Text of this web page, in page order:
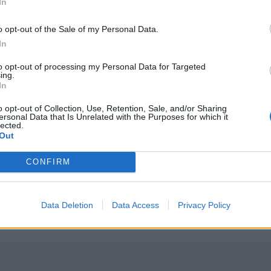
opt-out of the Sale of my Personal Data.
opt-out of processing my Personal Data for Targeted
opt-out of Collection, Use, Retention, Sale, and/or Sharing
Data that Is Unrelated with the Purposes for which it
CONFIRM
Data Deletion Data Access Privacy Policy
Φάληρο - Εκκενώθηκε προληπτικά πολυκατοικία
στο Παλαιό Φάληρο - Εκκενώθηκε προληπτικά
Σοκαριστικά στοιχεία άφησε πίσω της η μέγα-πυρκαγιά
Σοκαριστικά στοιχεία άφησε πίσω
Σοκαριστικά στοιχεία άφησε
στελέχη: «Συνεχής εσωστρέφεια και τραγικά
Γρατσία από πρώην στελέχη: «Συνεχής εσωστρέφεια και
Λαμία: Απατεώνες άρπαξαν μεγάλο χρηματικό ποσό από
ΕΛΛAΔΑ 21:39
Λαμία: Απατεώνες άρπαξαν
μεγάλο χρηματικό ποσό από